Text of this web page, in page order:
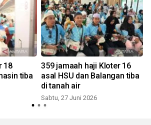
18
tiba
359 jamaah haji Kloter 16
asal HSU dan Balangan tiba
di tanah air
Sabtu, 27 Juni 2026